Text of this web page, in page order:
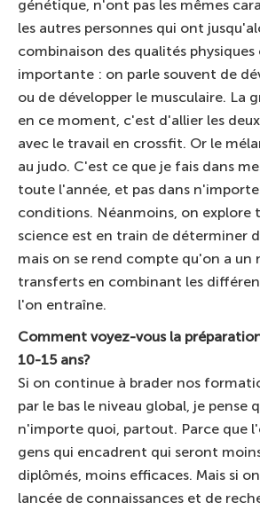
génétique, n'ont pas les mêmes
les autres personnes qui ont
combinaison des qualités physiques
importante : on parle souvent de
ou de développer le musculaire. La
en ce moment, c'est d'allier les
avec le travail en crossfit. Or le
au judo. C'est ce que je fais dans
toute l'année, et pas dans
conditions. Néanmoins, on explore
science est en train de déterminer
mais on se rend compte qu'on a un
transferts en combinant les
l'on entraîne.
Comment voyez-vous la
10-15 ans?
Si on continue à brader nos
par le bas le niveau global, je pense
n'importe quoi, partout. Parce que
gens qui encadrent qui seront
diplômés, moins efficaces. Mais si
lancée de connaissances et de